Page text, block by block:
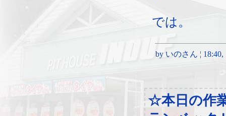
では。
by いのさん ¦ 18:40,
☆本日の作